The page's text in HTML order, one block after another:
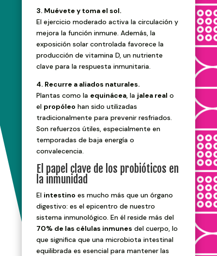
3. Muévete y toma el sol.
El ejercicio moderado activa la circulación y
mejora la función inmune. Además, la
exposición solar controlada favorece la
producción de vitamina D, un nutriente
clave para la respuesta inmunitaria.
4. Recurre a aliados naturales.
Plantas como la equinácea, la jalea real o
el propóleo han sido utilizadas
tradicionalmente para prevenir resfriados.
Son refuerzos útiles, especialmente en
temporadas de baja energía o
convalecencia.
El papel clave de los probióticos en
la inmunidad
El intestino es mucho más que un órgano
digestivo: es el epicentro de nuestro
sistema inmunológico. En él reside más del
70% de las células inmunes del cuerpo, lo
que significa que una microbiota intestinal
equilibrada es esencial para mantener las